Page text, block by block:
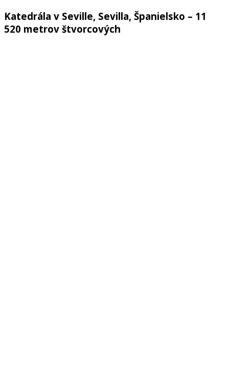
Katedrála v Seville, Sevilla, Španielsko – 11
520 metrov štvorcových